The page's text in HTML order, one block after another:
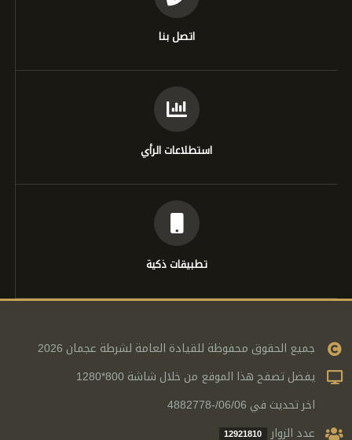
اتصل بنا
استطلاعات الرأي
تطبيقات ذكية
جميع الحقوق محفوظة للقيادة العامة لشرطة عجمان 2026
يفضل تصفح هذا الموقع من خلال شاشة 800*1280
اخر تحديث في 06/06/-4882778
عدد الزوار 12921810